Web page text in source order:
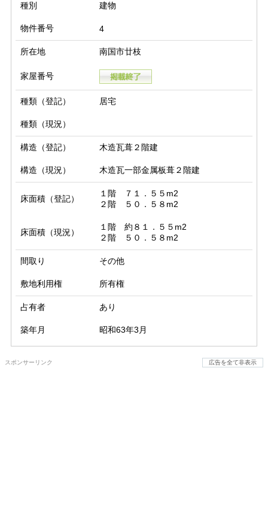
種別 建物
物件番号 4
所在地 南国市廿枝
家屋番号
種類（登記） 居宅
種類（現況）
構造（登記） 木造瓦葺２階建
構造（現況） 木造瓦一部金属板葺２階建
床面積（登記）
１階　７１．５５m2
２階　５０．５８m2
床面積（現況）
１階　約８１．５５m2
２階　５０．５８m2
間取り その他
敷地利用権 所有権
占有者 あり
築年月 昭和63年3月
スポンサーリンク 広告を全て非表示